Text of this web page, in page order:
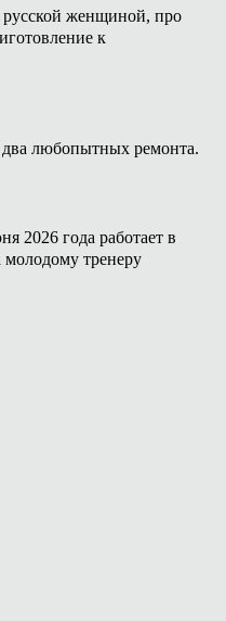
русской женщиной, про
к
два любопытных ремонта.
2026 года работает в
молодому тренеру